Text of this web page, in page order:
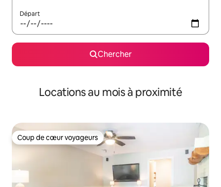
Départ
Chercher
Locations au mois à proximité
Coup de cœur voyageurs
Coup de cœur voyageurs